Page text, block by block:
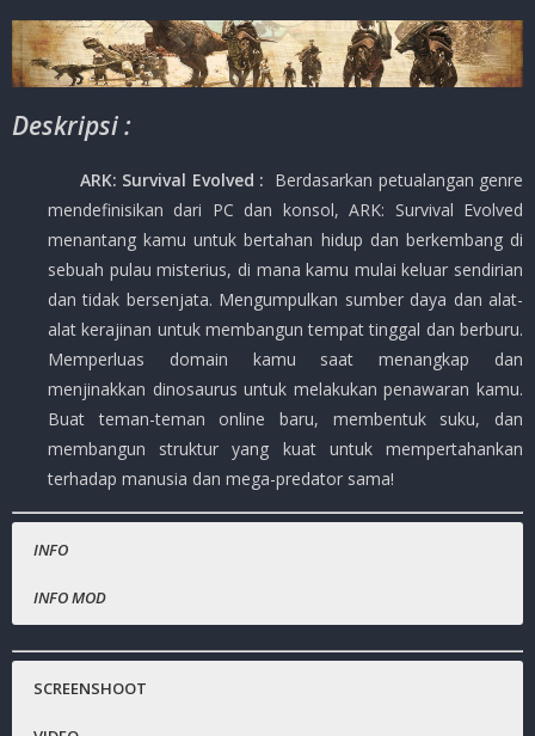
Deskripsi :
ARK: Survival Evolved : Berdasarkan petualangan genre
mendefinisikan dari PC dan konsol, ARK: Survival Evolved
menantang kamu untuk bertahan hidup dan berkembang di
sebuah pulau misterius, di mana kamu mulai keluar sendirian
dan tidak bersenjata. Mengumpulkan sumber daya dan alat-
alat kerajinan untuk membangun tempat tinggal dan berburu.
Memperluas domain kamu saat menangkap dan
menjinakkan dinosaurus untuk melakukan penawaran kamu.
Buat teman-teman online baru, membentuk suku, dan
membangun struktur yang kuat untuk mempertahankan
terhadap manusia dan mega-predator sama!
INFO
INFO MOD
SCREENSHOOT